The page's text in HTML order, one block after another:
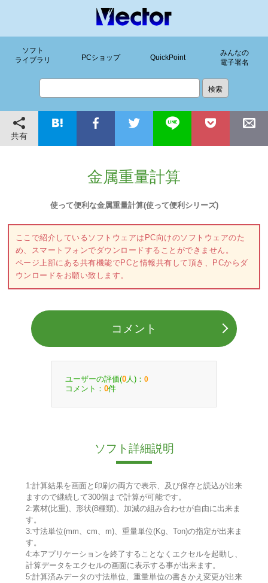
ソフト
ライブラリ
PCショップ QuickPoint
みんなの
電子署名
共有
金属重量計算
使って便利な金属重量計算(使って便利シリーズ)
ここで紹介しているソフトウェアはPC向けのソフトウェアのた
め、スマートフォンでダウンロードすることができません。
ページ上部にある共有機能でPCと情報共有して頂き、PCからダ
ウンロードをお願い致します。
コメント
ユーザーの評価(0 人)： 0
コメント： 0件
ソフト詳細説明
1:計算結果を画面と印刷の両方で表示、及び保存と読込が出来
ますので継続して300個まで計算が可能です。
2:素材(比重)、形状(8種類)、加減の組み合わせが自由に出来ま
す。
3:寸法単位(mm、cm、m)、重量単位(Kg、Ton)の指定が出来ま
す。
4:本アプリケーションを終了することなくエクセルを起動し、
計算データをエクセルの画面に表示する事が出来ます。
5:計算済みデータの寸法単位、重量単位の書きかえ変更が出来